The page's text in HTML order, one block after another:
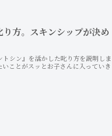
方。スキンシップが決め
シン』を活かした叱り方を説明しま
ことがスッとお子さんに入っていき